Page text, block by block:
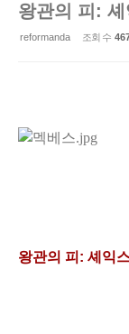
왕관의 피:
reformanda 조회 수
왕관의 피 : 셰익